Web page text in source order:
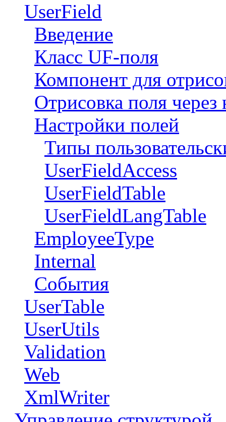
UserField
Введение
Класс UF-поля
Компонент для
Отрисовка поля через
Настройки полей
Типы
UserFieldAccess
UserFieldTable
UserFieldLangTable
EmployeeType
Internal
События
UserTable
UserUtils
Validation
Web
XmlWriter